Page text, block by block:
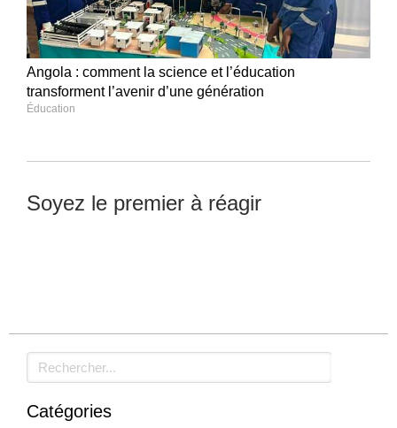
Angola : comment la science et l’éducation
transforment l’avenir d’une génération
Éducation
Soyez le premier à réagir
Rechercher
Catégories